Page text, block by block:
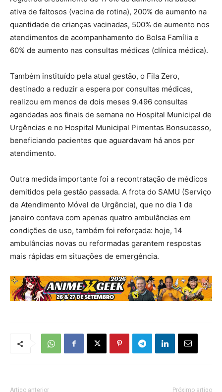
ativa de faltosos (vacina de rotina), 200% de aumento na
quantidade de crianças vacinadas, 500% de aumento nos
atendimentos de acompanhamento do Bolsa Família e
60% de aumento nas consultas médicas (clínica médica).
Também instituído pela atual gestão, o Fila Zero,
destinado a reduzir a espera por consultas médicas,
realizou em menos de dois meses 9.496 consultas
agendadas aos finais de semana no Hospital Municipal de
Urgências e no Hospital Municipal Pimentas Bonsucesso,
beneficiando pacientes que aguardavam há anos por
atendimento.
Outra medida importante foi a recontratação de médicos
demitidos pela gestão passada. A frota do SAMU (Serviço
de Atendimento Móvel de Urgência), que no dia 1 de
janeiro contava com apenas quatro ambulâncias em
condições de uso, também foi reforçada: hoje, 14
ambulâncias novas ou reformadas garantem respostas
mais rápidas em situações de emergência.
Artigo anterior Próximo artigo